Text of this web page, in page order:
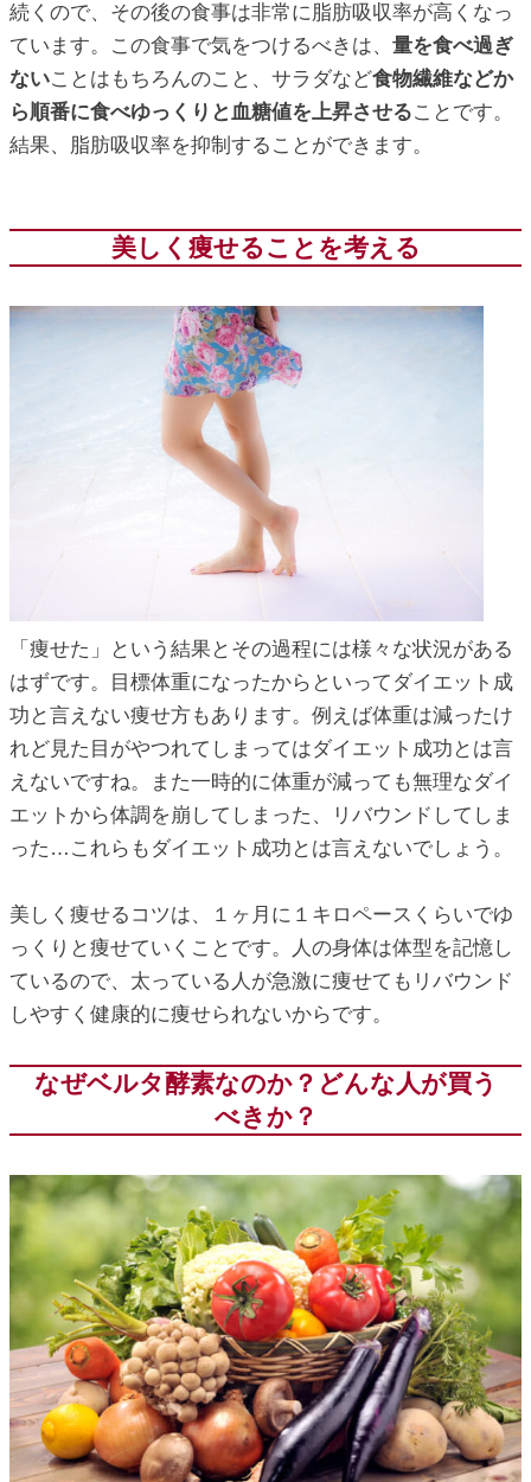
続くので、その後の食事は非常に脂肪吸収率が高くなっ
ています。この食事で気をつけるべきは、 量を食べ過ぎ
ないことはもちろんのこと、サラダなど食物繊維などか
ら順番に食べゆっくりと血糖値を上昇させることです。
結果、脂肪吸収率を抑制することができます。
美しく痩せることを考える
「痩せた」という結果とその過程には様々な状況がある
はずです。目標体重になったからといってダイエット成
功と言えない痩せ方もあります。例えば体重は減ったけ
れど見た目がやつれてしまってはダイエット成功とは言
えないですね。また一時的に体重が減っても無理なダイ
エットから体調を崩してしまった、リバウンドしてしま
った…これらもダイエット成功とは言えないでしょう。
美しく痩せるコツは、１ヶ月に１キロペースくらいでゆ
っくりと痩せていくことです。人の身体は体型を記憶し
ているので、太っている人が急激に痩せてもリバウンド
しやすく健康的に痩せられないからです。
なぜベルタ酵素なのか？どんな人が買う
べきか？